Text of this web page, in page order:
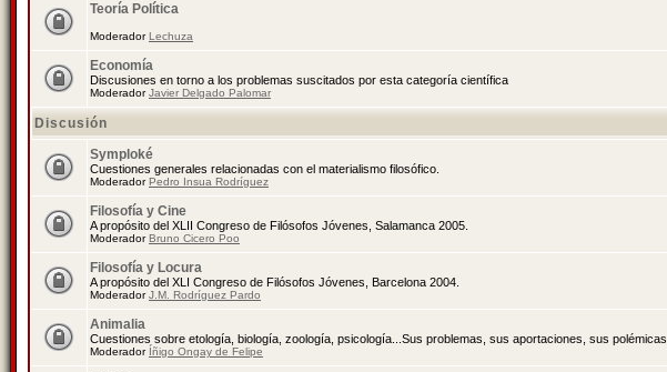
Teoría Política
ModeradorLechuza
Economía
Discusiones en torno a los problemas suscitados por esta categoría científica
ModeradorJavier Delgado Palomar
Discusión
Symploké
Cuestiones generales relacionadas con el materialismo filosófico.
ModeradorPedro Insua Rodríguez
Filosofía y Cine
A propósito del XLII Congreso de Filósofos Jóvenes, Salamanca 2005.
ModeradorBruno Cicero Poo
Filosofía y Locura
A propósito del XLI Congreso de Filósofos Jóvenes, Barcelona 2004.
ModeradorJ.M. Rodríguez Pardo
Animalia
Cuestiones sobre etología, biología, zoología, psicología...Sus problemas, sus aportaciones, sus polémicas.
Moderador Íñigo Ongay de Felipe